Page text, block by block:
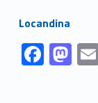
Link identifier #identifier__124007-1Locandina
Link identifier #identifier__173486-1
F
ac
Link identifier #identifier__34081-2 M
as
Link identifier #identifier__96935-3